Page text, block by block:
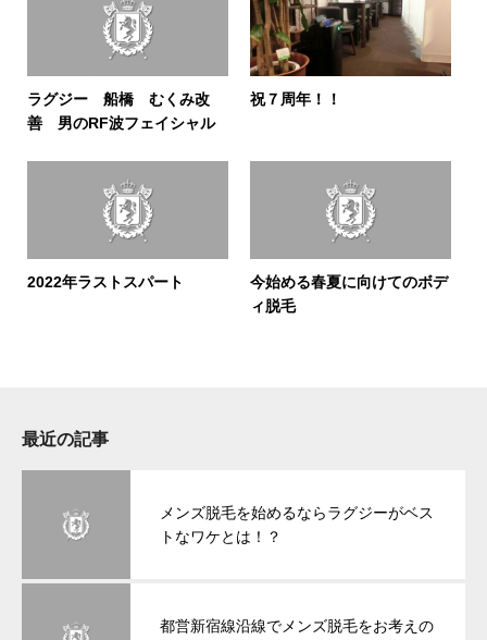
ラグジー 船橋 むくみ改
善 男のRF波フェイシャル
祝７周年！！
2022年ラストスパート
今始める春夏に向けてのボデ
ィ脱毛
最近の記事
メンズ脱毛を始めるならラグジーがベス
トなワケとは！？
都営新宿線沿線でメンズ脱毛をお考えの